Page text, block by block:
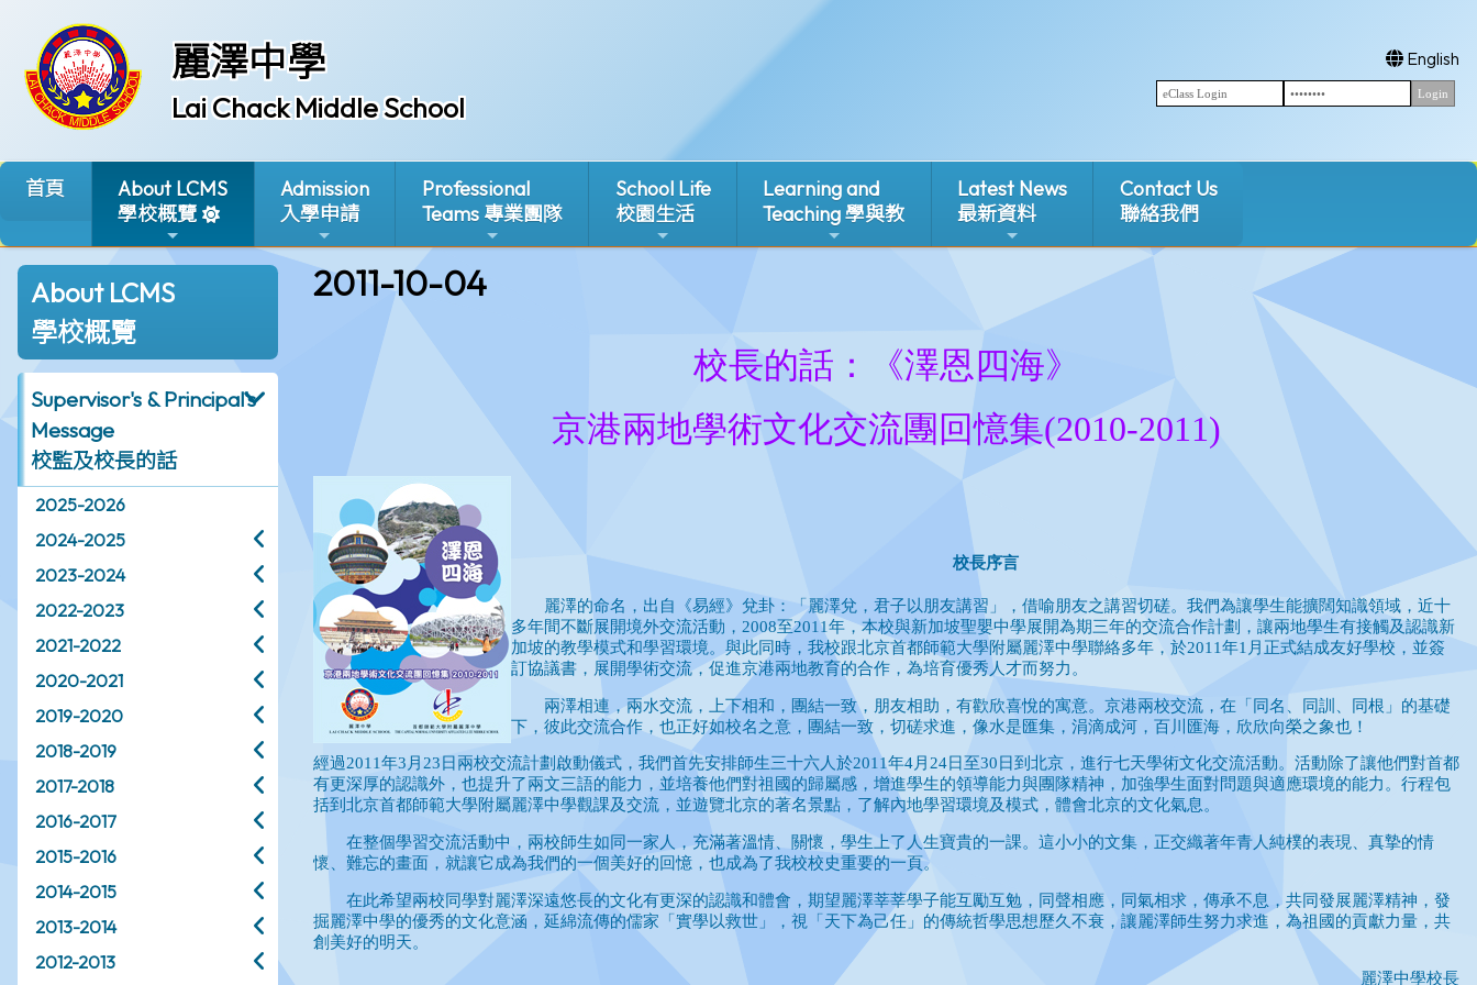
麗澤中學
Lai Chack Middle School
English
首頁
About LCMS
學校概覽
Admission
入學申請
Professional
Teams 專業團隊
School Life
校園生活
Learning and
Teaching 學與教
Latest News
最新資料
Contact Us
聯絡我們
About LCMS
學校概覽
Supervisor's & Principal's
Message
校監及校長的話
2025-2026
2024-2025
2023-2024
2022-2023
2021-2022
2020-2021
2019-2020
2018-2019
2017-2018
2016-2017
2015-2016
2014-2015
2013-2014
2012-2013
2011-10-04